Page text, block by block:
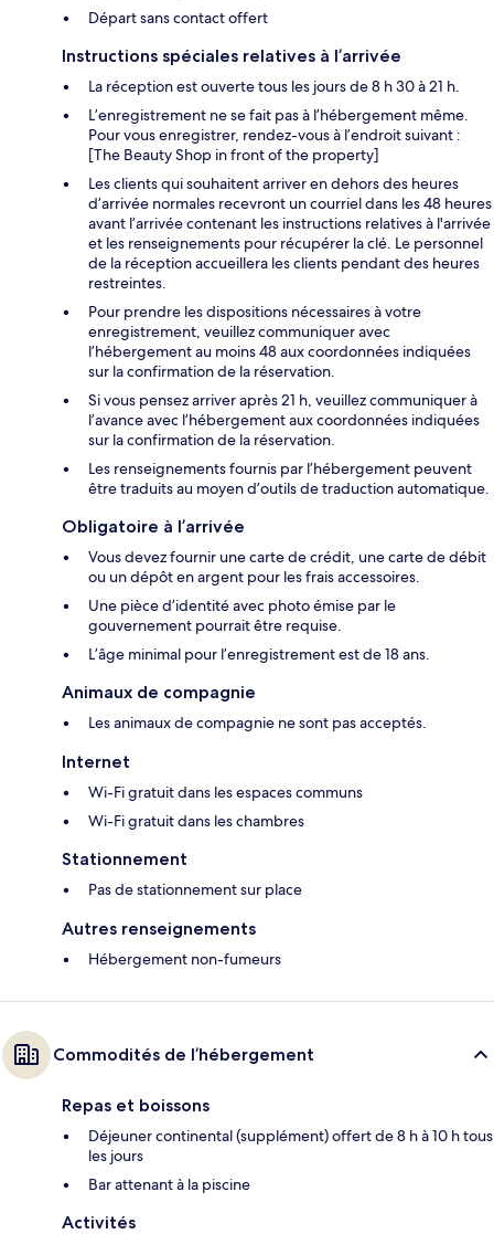
Départ sans contact offert
Instructions spéciales relatives à l’arrivée
La réception est ouverte tous les jours de 8 h 30 à 21 h.
L’enregistrement ne se fait pas à l’hébergement même.
Pour vous enregistrer, rendez-vous à l’endroit suivant :
[The Beauty Shop in front of the property]
Les clients qui souhaitent arriver en dehors des heures
d’arrivée normales recevront un courriel dans les 48 heures
avant l’arrivée contenant les instructions relatives à l'arrivée
et les renseignements pour récupérer la clé. Le personnel
de la réception accueillera les clients pendant des heures
restreintes.
Pour prendre les dispositions nécessaires à votre
enregistrement, veuillez communiquer avec
l’hébergement au moins 48 aux coordonnées indiquées
sur la confirmation de la réservation.
Si vous pensez arriver après 21 h, veuillez communiquer à
l’avance avec l’hébergement aux coordonnées indiquées
sur la confirmation de la réservation.
Les renseignements fournis par l’hébergement peuvent
être traduits au moyen d’outils de traduction automatique.
Obligatoire à l’arrivée
Vous devez fournir une carte de crédit, une carte de débit
ou un dépôt en argent pour les frais accessoires.
Une pièce d’identité avec photo émise par le
gouvernement pourrait être requise.
L’âge minimal pour l’enregistrement est de 18 ans.
Animaux de compagnie
Les animaux de compagnie ne sont pas acceptés.
Internet
Wi-Fi gratuit dans les espaces communs
Wi-Fi gratuit dans les chambres
Stationnement
Pas de stationnement sur place
Autres renseignements
Hébergement non-fumeurs
Commodités de l’hébergement
Repas et boissons
Déjeuner continental (supplément) offert de 8 h à 10 h tous
les jours
Bar attenant à la piscine
Activités